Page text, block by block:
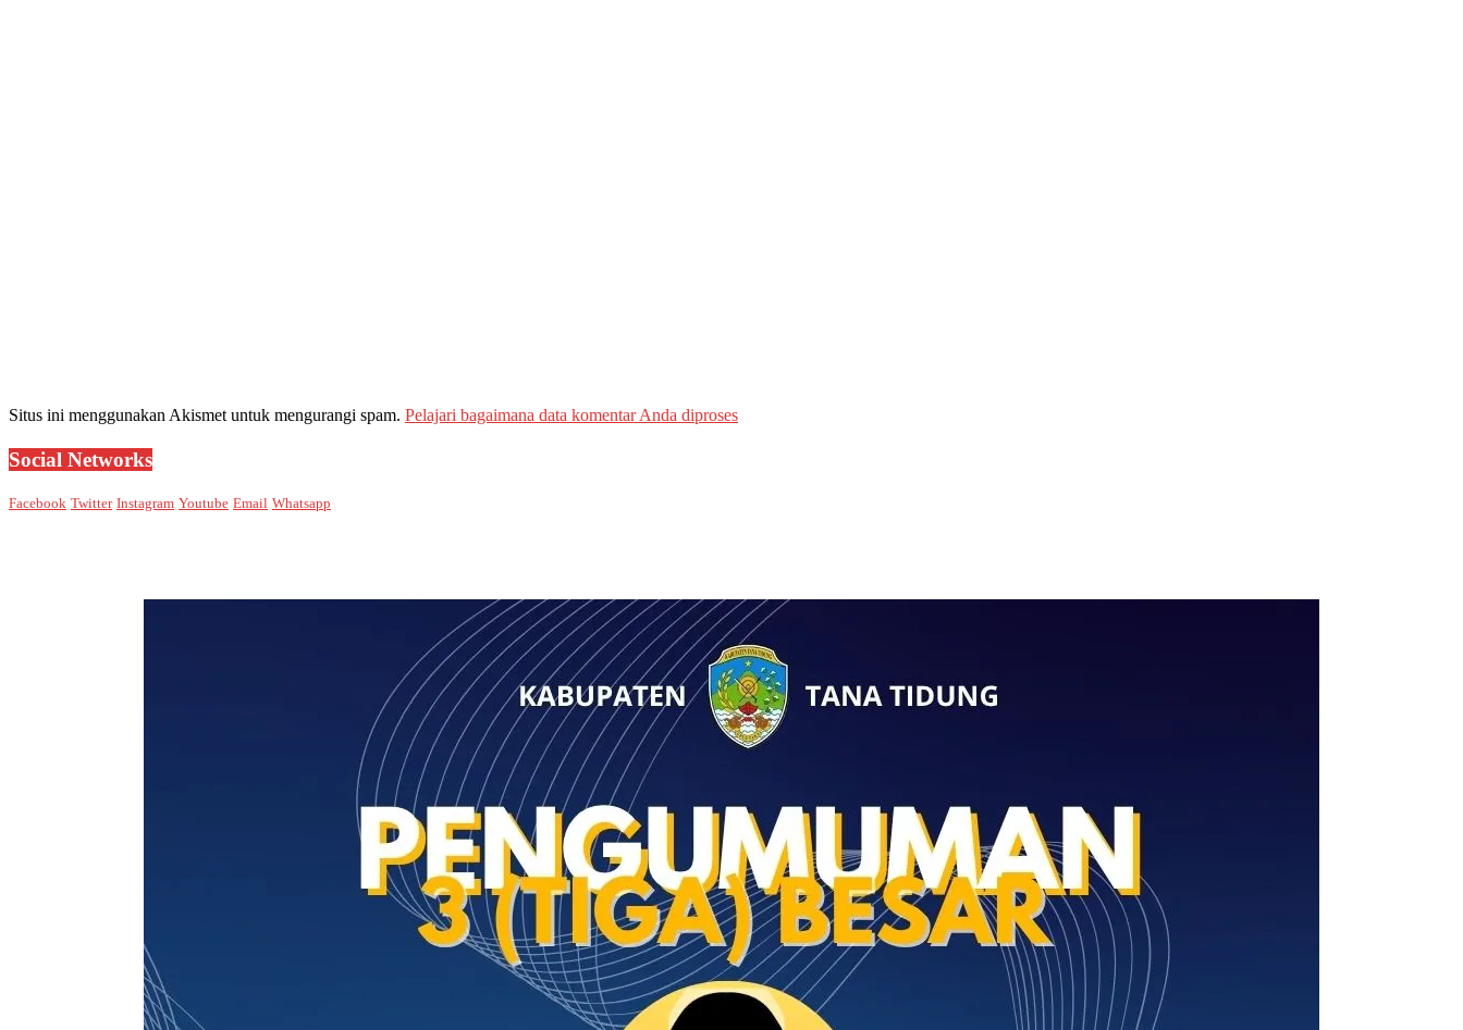
Situs ini menggunakan Akismet untuk mengurangi spam. Pelajari bagaimana data komentar Anda diproses
Social Networks
Facebook Twitter Instagram Youtube Email Whatsapp